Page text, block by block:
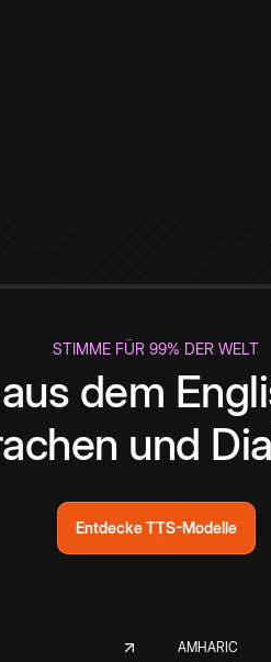
STIMME FÜR 99% DER WELT
dem
und
Entdecke TTS-Modelle
AMHARIC